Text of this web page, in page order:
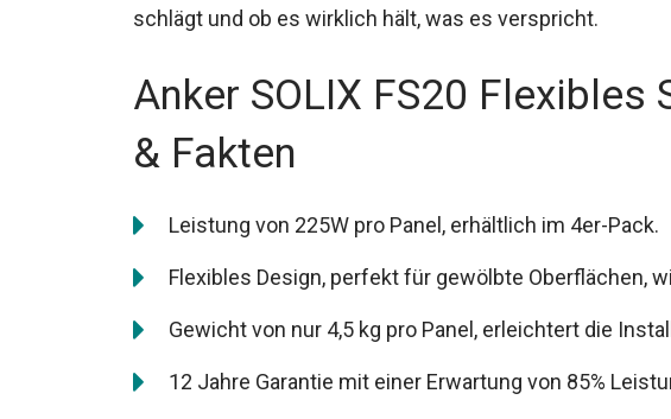
schlägt und ob es wirklich hält, was es verspricht.
Anker SOLIX FS20 Flexibles
& Fakten
Leistung von 225W pro Panel, erhältlich im 4er-Pack.
Flexibles Design, perfekt für gewölbte Oberflächen,
Gewicht von nur 4,5 kg pro Panel, erleichtert die
12 Jahre Garantie mit einer Erwartung von 85%